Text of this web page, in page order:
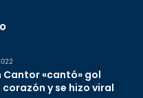
Cantor «cantó» gol
y se hizo viral